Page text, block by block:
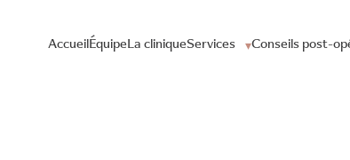
AccueilÉquipeLa cliniqueServices Conseils post-